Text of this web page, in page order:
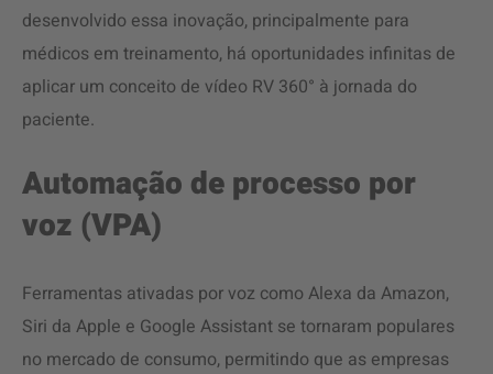
desenvolvido essa inovação, principalmente para
médicos em treinamento, há oportunidades infinitas de
aplicar um conceito de vídeo RV 360° à jornada do
paciente.
Automação de processo por
voz (VPA)
Ferramentas ativadas por voz como Alexa da Amazon,
Siri da Apple e Google Assistant se tornaram populares
no mercado de consumo, permitindo que as empresas